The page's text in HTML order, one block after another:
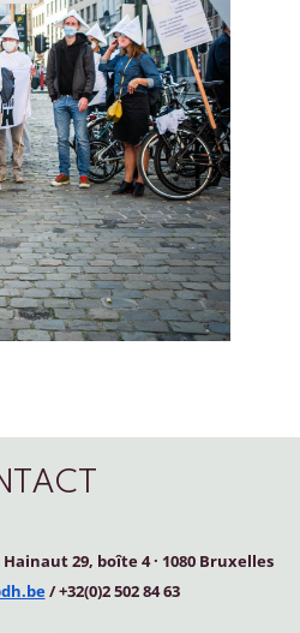
29, boîte 4· 1080 Bruxelles
/ +32(0)2 502 84 63